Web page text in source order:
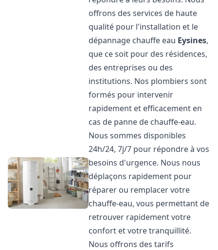
offrons des services de haute
qualité pour l'installation et le
dépannage chauffe eau Eysines,
que ce soit pour des résidences,
des entreprises ou des
institutions. Nos plombiers sont
formés pour intervenir
rapidement et efficacement en
cas de panne de chauffe-eau.
Nous sommes disponibles
24h/24, 7j/7 pour répondre à vos
besoins d'urgence. Nous nous
déplaçons rapidement pour
réparer ou remplacer votre
chauffe-eau, vous permettant de
retrouver rapidement votre
confort et votre tranquillité.
Nous offrons des tarifs